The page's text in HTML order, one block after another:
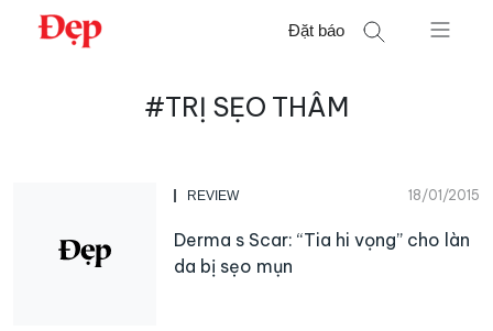
Chuyển
Đặt báo
#TRỊ SẸO THÂM
REVIEW 18/01/2015
Derma s Scar: “Tia hi vọng” cho làn
da bị sẹo mụn